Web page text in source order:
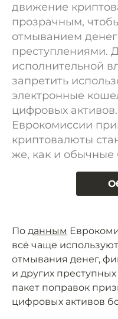
движение
прозрачным,
отмыванием
преступлениями.
исполнительной
запретить
электронные
цифровых
Еврокомиссии
криптовалюты
же, как и обычные
По данным
всё чаще
отмывания денег,
и других
пакет поправок
цифровых активов